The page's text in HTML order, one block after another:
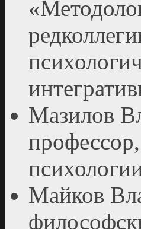
Мазилов
Майков